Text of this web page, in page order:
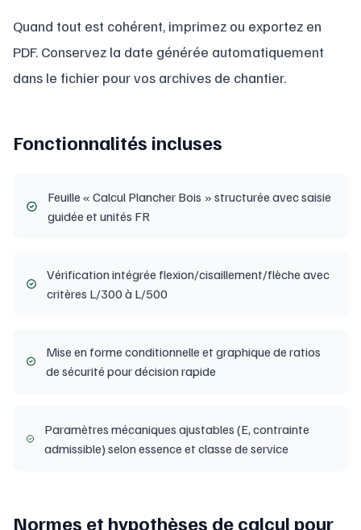
Quand tout est cohérent, imprimez ou exportez en
PDF. Conservez la date générée automatiquement
dans le fichier pour vos archives de chantier.
Fonctionnalités incluses
Feuille « Calcul Plancher Bois » structurée avec saisie
guidée et unités FR
Vérification intégrée flexion/cisaillement/flèche avec
critères L/300 à L/500
Mise en forme conditionnelle et graphique de ratios
de sécurité pour décision rapide
Paramètres mécaniques ajustables (E, contrainte
admissible) selon essence et classe de service
Normes et hypothèses de calcul pour